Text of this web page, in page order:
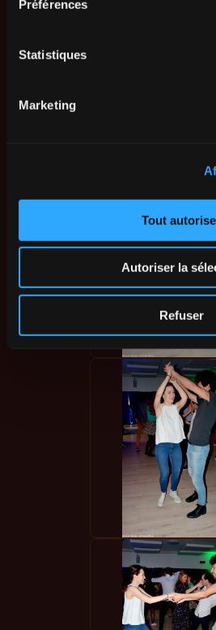
Préférences
Statistiques
Marketing
Tout
Autoriser la
Refuser